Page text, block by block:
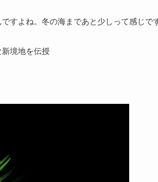
すよね。冬の海まであと少しって感じで
境地を伝授